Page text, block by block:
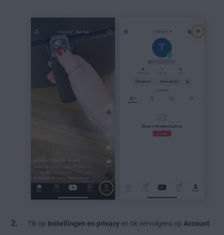
Tik op Instellingen en privacy en tik vervolgens op Account.